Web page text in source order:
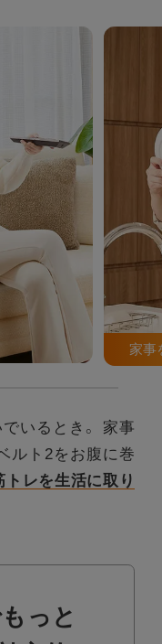
いるとき。
家事
ルト2をお腹に巻
トレを生活に取り
洗濯
っと